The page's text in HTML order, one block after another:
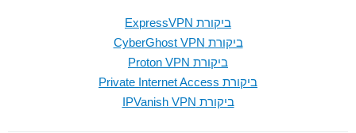
ביקורת ExpressVPN
ביקורת CyberGhost VPN
ביקורת Proton VPN
ביקורת Private Internet Access
ביקורת IPVanish VPN